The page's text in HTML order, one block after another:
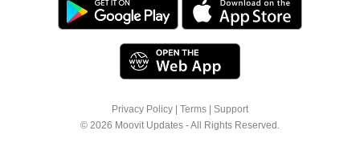
Privacy Policy Terms
Support
© 2026 Moovit Updates - All Rights Reserved.